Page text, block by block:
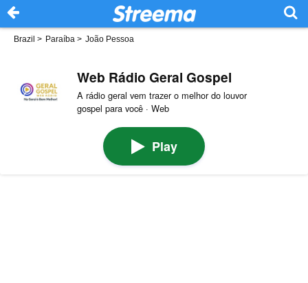
Brazil > Paraíba > João Pessoa
Web Rádio Geral Gospel
A rádio geral vem trazer o melhor do louvor
gospel para você · Web
Play